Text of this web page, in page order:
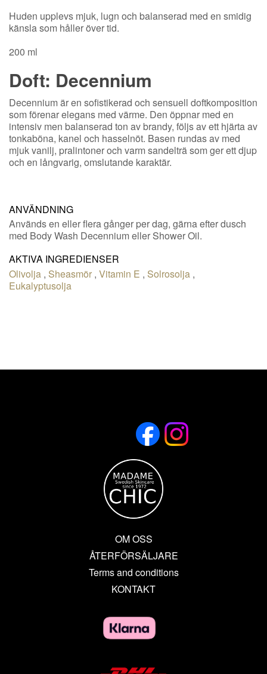
Huden upplevs mjuk, lugn och balanserad med en smidig
känsla som håller över tid.
200 ml
Doft: Decennium
Decennium är en sofistikerad och sensuell doftkomposition
som förenar elegans med värme. Den öppnar med en
intensiv men balanserad ton av brandy, följs av ett hjärta av
tonkaböna, kanel och hasselnöt. Basen rundas av med
mjuk vanilj, pralintoner och varm sandelträ som ger ett djup
och en långvarig, omslutande karaktär.
ANVÄNDNING
Används en eller flera gånger per dag, gärna efter dusch
med Body Wash Decennium eller Shower Oil.
AKTIVA INGREDIENSER
Olivolja , Sheasmör , Vitamin E , Solrosolja ,
Eukalyptusolja
OM OSS
ÅTERFÖRSÄLJARE
Terms and conditions
KONTAKT